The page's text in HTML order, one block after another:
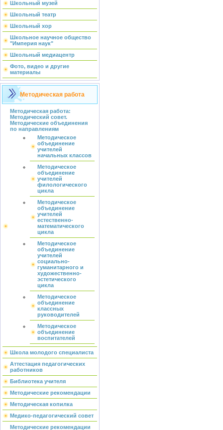
Школьный музей
Школьный театр
Школьный хор
Школьное научное общество
"Империя наук"
Школьный медиацентр
Фото, видео и другие
материалы
Методическая работа
Методическая работа:
Методический совет.
Методические объединения
по направлениям
Методическое
объединение
учителей
начальных классов
Методическое
объединение
учителей
филологического
цикла
Методическое
объединение
учителей
естественно-
математического
цикла
Методическое
объединение
учителей
социально-
гуманитарного и
художественно-
эстетического
цикла
Методическое
объединение
классных
руководителей
Методическое
объединение
воспитателей
Школа молодого специалиста
Аттестация педагогических
работников
Библиотека учителя
Методические рекомендации
Методическая копилка
Медико-педагогический совет
Методические рекомендации